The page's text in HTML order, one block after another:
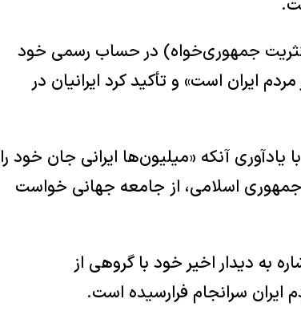
جمهوری‌خواه) در حساب رسمی خود
ایران است» و تأکید کرد ایرانیان در
یادآوری آنکه «میلیون‌ها ایرانی جان خود را
جمهوری اسلامی، از جامعه جهانی خواست
به دیدار اخیر خود با گروهی از
ایران سرانجام فرارسیده است.